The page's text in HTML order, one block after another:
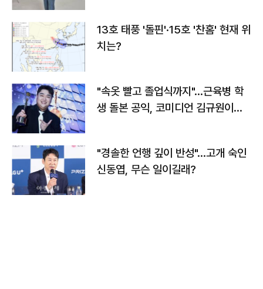
13호 태풍 '돌핀'·15호 '찬홈' 현재 위
치는?
"속옷 빨고 졸업식까지"…근육병 학
생 돌본 공익, 코미디언 김규원이었
"경솔한 언행 깊이 반성"…고개 숙인
신동엽, 무슨 일이길래?